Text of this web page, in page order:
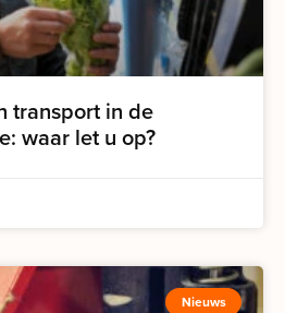
transport in de
waar let u op?
Nieuws